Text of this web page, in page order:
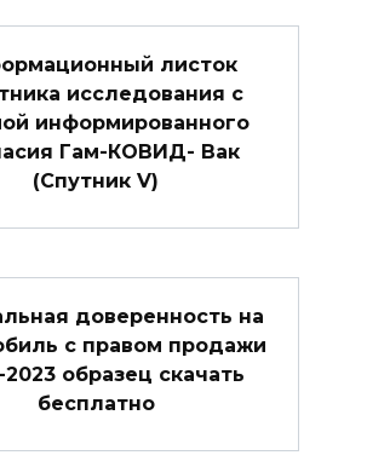
листок
исследования с
информированного
Гам-КОВИД- Вак
(Спутник V)
доверенность на
с правом продажи
2023 образец скачать
бесплатно